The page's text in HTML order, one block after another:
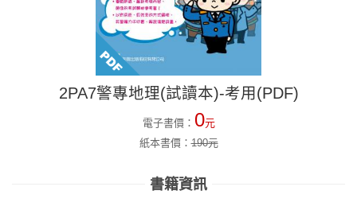
2PA7警專地理(試讀本)-考用(PDF)
電子書價： 0元
紙本書價：190元
書籍資訊